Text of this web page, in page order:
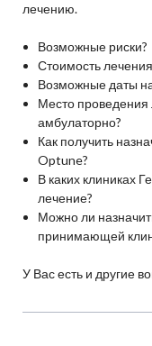
лечению.
Возможные риски?
Стоимость
Возможные даты
Место проведения
амбулаторно?
Как получить
Optune?
В каких клиниках
лечение?
Можно ли
принимающей
У Вас есть и другие